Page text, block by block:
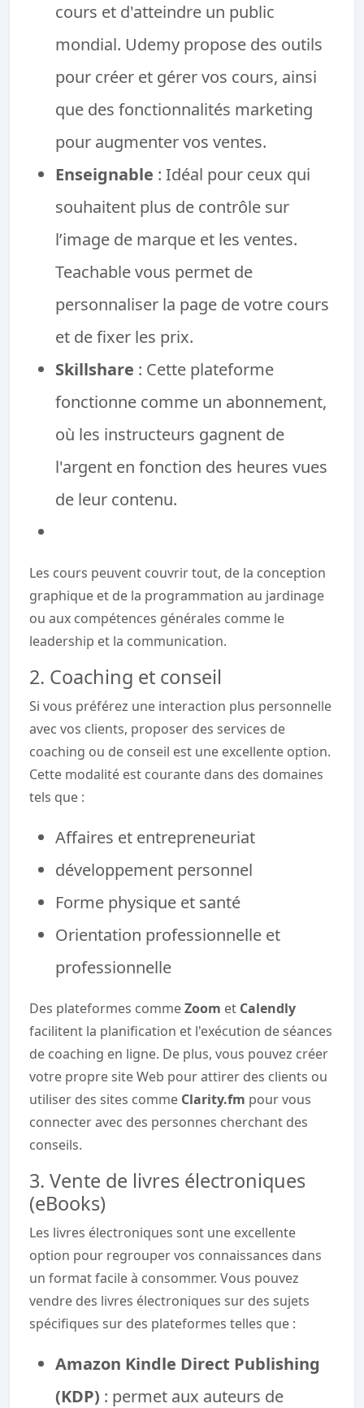
cours et d'atteindre un public
mondial. Udemy propose des outils
pour créer et gérer vos cours, ainsi
que des fonctionnalités marketing
pour augmenter vos ventes.
Enseignable : Idéal pour ceux qui
souhaitent plus de contrôle sur
l’image de marque et les ventes.
Teachable vous permet de
personnaliser la page de votre cours
et de fixer les prix.
Skillshare : Cette plateforme
fonctionne comme un abonnement,
où les instructeurs gagnent de
l'argent en fonction des heures vues
de leur contenu.
Les cours peuvent couvrir tout, de la conception
graphique et de la programmation au jardinage
ou aux compétences générales comme le
leadership et la communication.
2. Coaching et conseil
Si vous préférez une interaction plus personnelle
avec vos clients, proposer des services de
coaching ou de conseil est une excellente option.
Cette modalité est courante dans des domaines
tels que :
Affaires et entrepreneuriat
développement personnel
Forme physique et santé
Orientation professionnelle et
professionnelle
Des plateformes commeZoom et Calendly
facilitent la planification et l'exécution de séances
de coaching en ligne. De plus, vous pouvez créer
votre propre site Web pour attirer des clients ou
utiliser des sites comme Clarity.fm pour vous
connecter avec des personnes cherchant des
conseils.
3. Vente de livres électroniques
(eBooks)
Les livres électroniques sont une excellente
option pour regrouper vos connaissances dans
un format facile à consommer. Vous pouvez
vendre des livres électroniques sur des sujets
spécifiques sur des plateformes telles que :
Amazon Kindle Direct Publishing
(KDP) : permet aux auteurs de